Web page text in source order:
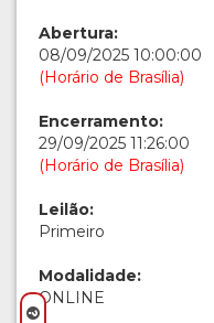
Abertura:
08/09/2025 10:00:00
(Horário de Brasília)
Encerramento:
29/09/2025 11:26:00
(Horário de Brasília)
Leilão:
Primeiro
Modalidade:
ONLINE